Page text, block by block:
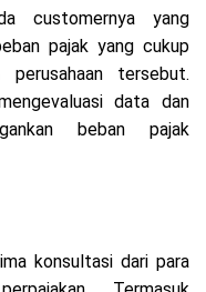
customernya yang
pajak yang cukup
tersebut.
data dan
beban pajak
konsultasi dari para